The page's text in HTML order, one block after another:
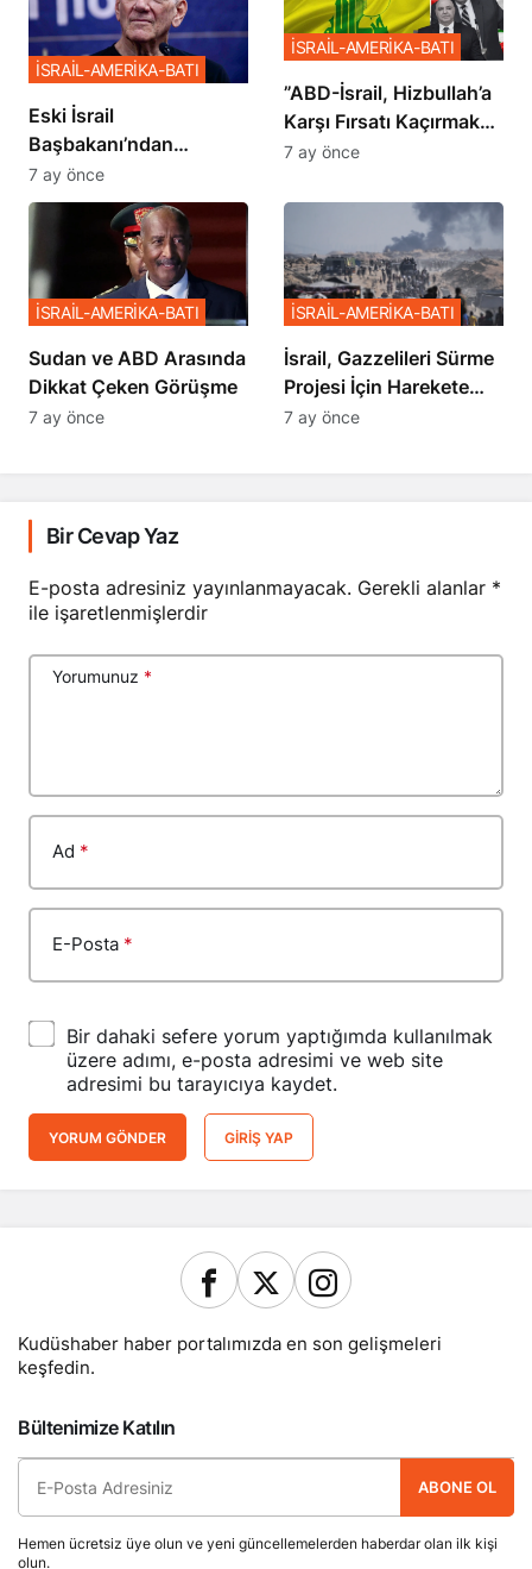
Eski İsrail
Başbakanı’ndan
Netanyahu’ya Ağır
Sözler
İSRAİL-AMERİKA-BATI
7 ay önce
​​​​​​​”ABD-İsrail, Hizbullah’a
Karşı Fırsatı Kaçırmak
İstemiyor”
İSRAİL-AMERİKA-BATI
7 ay önce
Sudan ve ABD Arasında
Dikkat Çeken Görüşme
İSRAİL-AMERİKA-BATI
7 ay önce
İsrail, Gazzelileri Sürme
Projesi İçin Harekete
Geçti
İSRAİL-AMERİKA-BATI
7 ay önce
Bir Cevap Yaz
E-posta adresiniz yayınlanmayacak. Gerekli alanlar *
ile işaretlenmişlerdir
Yorumunuz *
Ad *
E-Posta *
Bir dahaki sefere yorum yaptığımda kullanılmak
üzere adımı, e-posta adresimi ve web site
adresimi bu tarayıcıya kaydet.
YORUM GÖNDER GIRIŞ YAP
Kudüshaber haber portalımızda en son gelişmeleri
keşfedin.
Bültenimize Katılın
ABONE OL
Hemen ücretsiz üye olun ve yeni güncellemelerden haberdar olan ilk kişi
olun.